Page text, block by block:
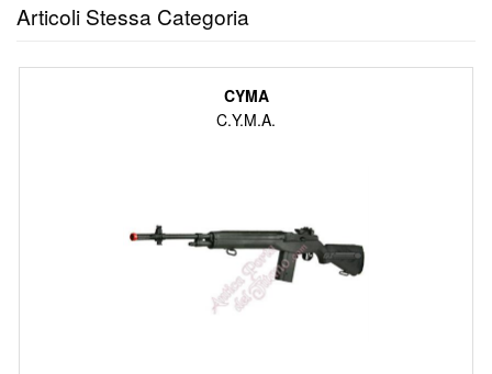
Articoli Stessa Categoria
CYMA
C.Y.M.A.